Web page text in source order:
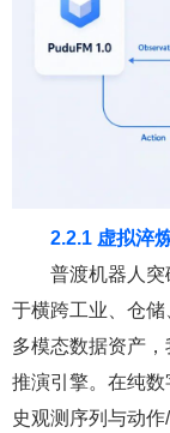
2.2.1 虚拟淬
普渡机器人
于横跨工业、仓
多模态数据资产
推演引擎。在纯
史观测序列与动